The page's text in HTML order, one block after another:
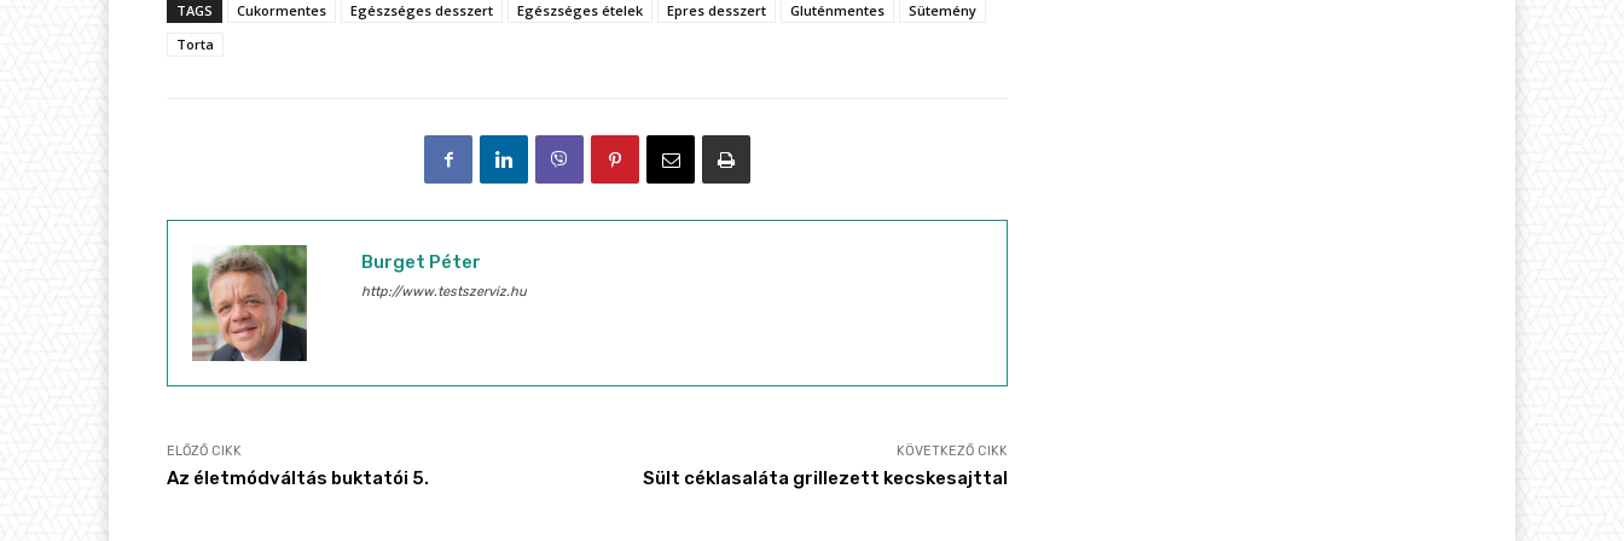
TAGS Cukormentes Egészséges desszert Egészséges ételek Epres desszert Gluténmentes
Sütemény
Torta
Burget Péter
http://www.testszerviz.hu
ELŐZŐ CIKK
Az életmódváltás buktatói 5.
KÖVETKEZŐ CIKK
Sült céklasaláta grillezett kecskesajttal